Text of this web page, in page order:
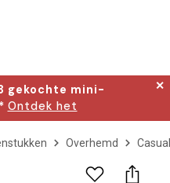
gekochte mini-
Ontdek het
✕
Overhemd